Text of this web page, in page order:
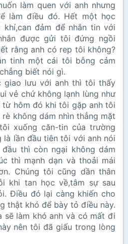
làm quen với anh nhưng
làm điều đó. Hết một học
đảm để nhắn tin với
được gửi tôi đứng ngồi
rằng anh có rep tôi không?
tinh một cái tôi bỗng cảm
biết nói gì.
giao lưu với anh thì tôi thấy
vẻ chứ không lạnh lùng như
từ hôm đó khi tôi gặp anh tôi
không dám nhìn thẳng mặt
xuống căn-tin của trường
là lần đầu tiên tôi với anh nói
thì còn ngại không dám
thì mạnh dạn và thoải mái
Chúng tôi cũng dần thân
khi tan học về,tâm sự sau
Điều đó lại càng khiến cho
thật khó để bày tỏ điều này.
sẽ làm khó anh và có mất đi
nên tôi đã giấu trong lòng